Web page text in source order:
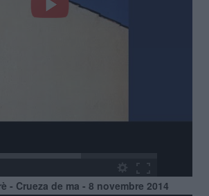
- Crueza de ma - 8 novembre 2014